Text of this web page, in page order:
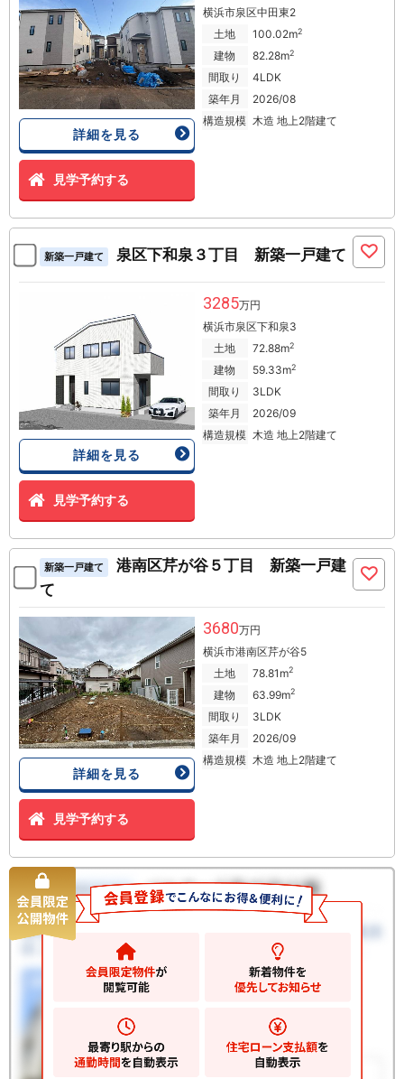
詳細を見る
見学予約する
横浜市泉区中田東2
土地
100.02m2
建物 82.28m2
間取り
4LDK
築年月
2026/08
構造規模 木造 地上2階建て
新築一戸建て 泉区下和泉３丁目 新築一戸建て
詳細を見る
見学予約する
3285万円
横浜市泉区下和泉3
土地
72.88m2
建物 59.33m2
間取り
3LDK
築年月
2026/09
構造規模 木造 地上2階建て
新築一戸建て
港南区芹が谷５丁目 新築一戸建
て
詳細を見る
見学予約する
3680万円
横浜市港南区芹が谷5
土地
78.81m2
建物 63.99m2
間取り
3LDK
築年月
2026/09
構造規模 木造 地上2階建て